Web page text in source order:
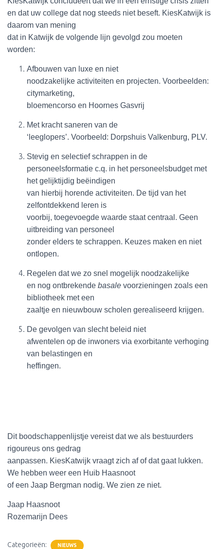
en dat uw college dat nog steeds niet beseft. KiesKatwijk is
daarom van mening
dat in Katwijk de volgende lijn gevolgd zou moeten
worden:
Afbouwen van luxe en niet
noodzakelijke activiteiten en projecten. Voorbeelden:
citymarketing,
bloemencorso en Hoornes Gasvrij
Met kracht saneren van de
‘leeglopers’. Voorbeeld: Dorpshuis Valkenburg, PLV.
Stevig en selectief schrappen in de
personeelsformatie c.q. in het personeelsbudget met
het gelijktijdig beëindigen
van hierbij horende activiteiten. De tijd van het
zelfontdekkend leren is
voorbij, toegevoegde waarde staat centraal. Geen
uitbreiding van personeel
zonder elders te schrappen. Keuzes maken en niet
ontlopen.
Regelen dat we zo snel mogelijk noodzakelijke
en nog ontbrekende basale voorzieningen zoals een
bibliotheek met een
zaaltje en nieuwbouw scholen gerealiseerd krijgen.
De gevolgen van slecht beleid niet
afwentelen op de inwoners via exorbitante verhoging
van belastingen en
heffingen.
Dit boodschappenlijstje vereist dat we als bestuurders
rigoureus ons gedrag
aanpassen. KiesKatwijk vraagt zich af of dat gaat lukken.
We hebben weer een Huib Haasnoot
of een Jaap Bergman nodig. We zien ze niet.
Jaap Haasnoot
Rozemarijn Dees
Categorieën: NIEUWS